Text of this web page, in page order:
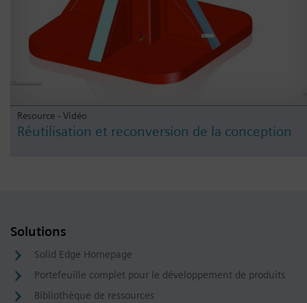
Resource - Vidéo
Réutilisation et reconversion de la conception
Solutions
Solid Edge Homepage
Portefeuille complet pour le développement de produits
Bibliothèque de ressources